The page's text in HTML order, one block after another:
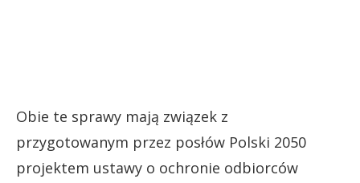
Obie te sprawy mają związek z
przygotowanym przez posłów Polski 2050
projektem ustawy o ochronie odbiorców